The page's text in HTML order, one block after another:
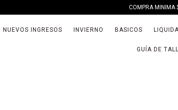
COMPRA
NUEVOS INGRESOS INVIERNO BASICOS
GUÍA DE